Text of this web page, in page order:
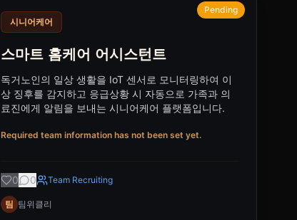
Pending
시니어케어
스마트 홈케어 어시스턴트
독거노인의 일상 생활을 IoT 센서로 모니터링하여 이
상 징후를 감지하고 응급상황 시 자동으로 가족과 의
료진에게 알림을 보내는 시니어케어 플랫폼입니다.
Required team information has not been set yet.
0 0 Team Recruiting
팀 팀위클리